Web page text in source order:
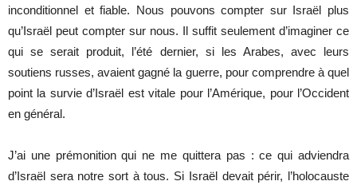
inconditionnel et fiable. Nous pouvons compter sur Israël plus
qu’Israël peut compter sur nous. Il suffit seulement d’imaginer ce
qui se serait produit, l’été dernier, si les Arabes, avec leurs
soutiens russes, avaient gagné la guerre, pour comprendre à quel
point la survie d’Israël est vitale pour l’Amérique, pour l’Occident
en général.
J’ai une prémonition qui ne me quittera pas : ce qui adviendra
d’Israël sera notre sort à tous. Si Israël devait périr, l’holocauste